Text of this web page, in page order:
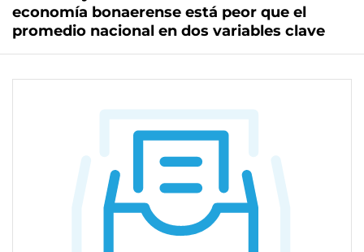
economía bonaerense está peor que el
promedio nacional en dos variables clave